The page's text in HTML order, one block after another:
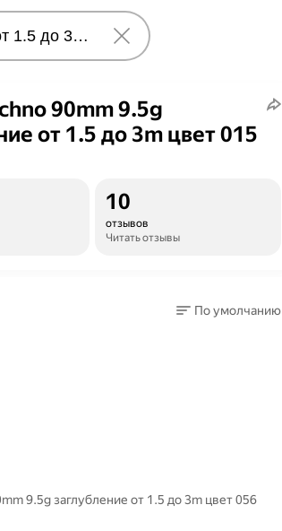
90mm 9.5g
от 1.5 до 3m цвет 015
10
отзывов
Читать отзывы
По умолчанию
9.5g заглубление от 1.5 до 3m цвет 056